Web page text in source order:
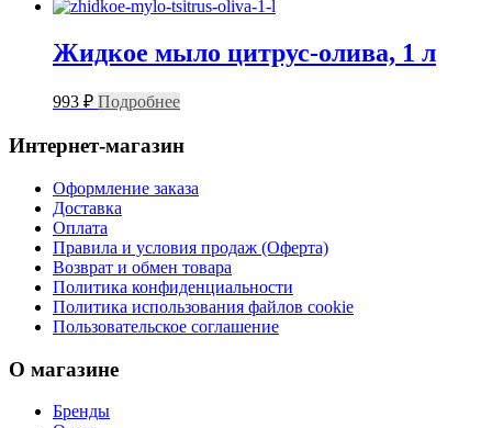
Жидкое мыло цитрус-олива, 1 л
993 ₽ Подробнее
Интернет-магазин
Оформление заказа
Доставка
Оплата
Правила и условия продаж (Оферта)
Возврат и обмен товара
Политика конфиденциальности
Политика использования файлов cookie
Пользовательское соглашение
О магазине
Бренды